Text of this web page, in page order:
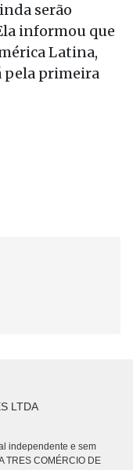
serão
informou que
Latina,
pela primeira
LTDA
independente e sem
TRES COMÉRCIO DE